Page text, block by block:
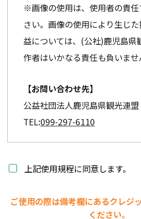
※画像の使用は、使用者の責任
さい。画像の使用により生じ
益については、(公社)鹿児島県
作者はいかなる責任も負いませ
【お問い合わせ先】
公益社団法人鹿児島県観光連盟
TEL:099-297-6110
上記使用規程に同意します。
ご使用の際は備考欄にあるクレジ
ください。